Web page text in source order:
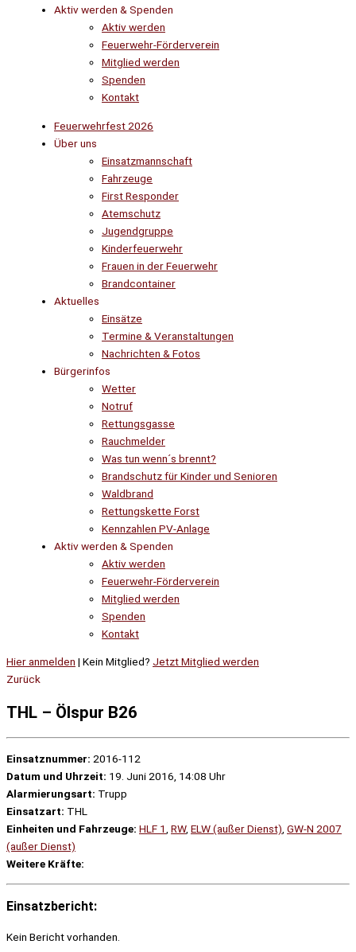
Aktiv werden & Spenden
Aktiv werden
Feuerwehr-Förderverein
Mitglied werden
Spenden
Kontakt
Feuerwehrfest 2026
Über uns
Einsatzmannschaft
Fahrzeuge
First Responder
Atemschutz
Jugendgruppe
Kinderfeuerwehr
Frauen in der Feuerwehr
Brandcontainer
Aktuelles
Einsätze
Termine & Veranstaltungen
Nachrichten & Fotos
Bürgerinfos
Wetter
Notruf
Rettungsgasse
Rauchmelder
Was tun wenn´s brennt?
Brandschutz für Kinder und Senioren
Waldbrand
Rettungskette Forst
Kennzahlen PV-Anlage
Aktiv werden & Spenden
Aktiv werden
Feuerwehr-Förderverein
Mitglied werden
Spenden
Kontakt
Hier anmelden | Kein Mitglied? Jetzt Mitglied werden
Zurück
THL – Ölspur B26
Einsatznummer: 2016-112
Datum und Uhrzeit: 19. Juni 2016, 14:08 Uhr
Alarmierungsart: Trupp
Einsatzart: THL
Einheiten und Fahrzeuge: HLF 1 RW, ELW (außer Dienst) GW-N 2007
(außer Dienst)
Weitere Kräfte:
Einsatzbericht:
Kein Bericht vorhanden.